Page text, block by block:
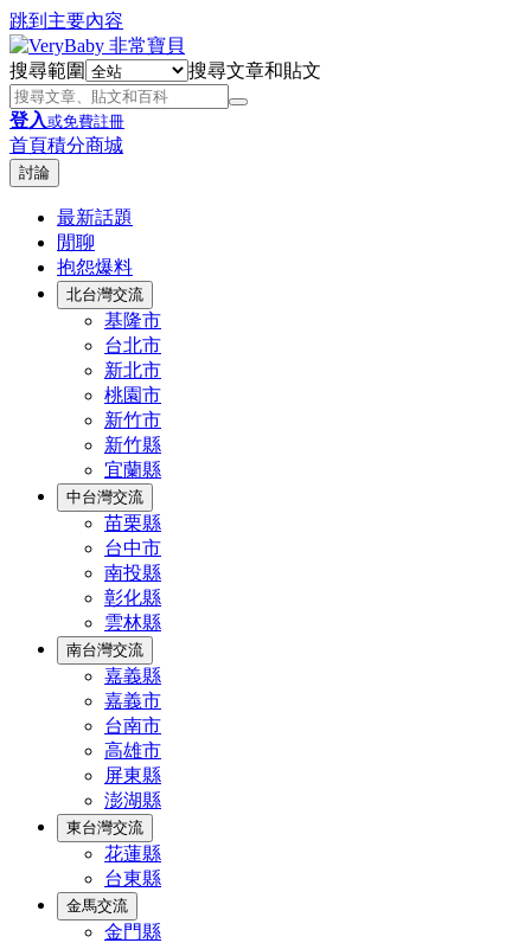
跳到主要內容
搜尋範圍 搜尋文章和貼文
登入或免費註冊
首頁積分商城
討論
最新話題
閒聊
抱怨爆料
北台灣交流
基隆市
台北市
新北市
桃園市
新竹市
新竹縣
宜蘭縣
中台灣交流
苗栗縣
台中市
南投縣
彰化縣
雲林縣
南台灣交流
嘉義縣
嘉義市
台南市
高雄市
屏東縣
澎湖縣
東台灣交流
花蓮縣
台東縣
金馬交流
金門縣